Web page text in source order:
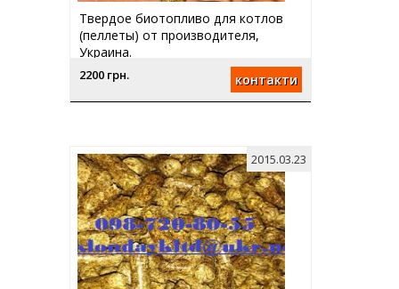
Твердое биотопливо для котлов
(пеллеты) от производителя,
Украина.
2200 грн. контакти
2015.03.23